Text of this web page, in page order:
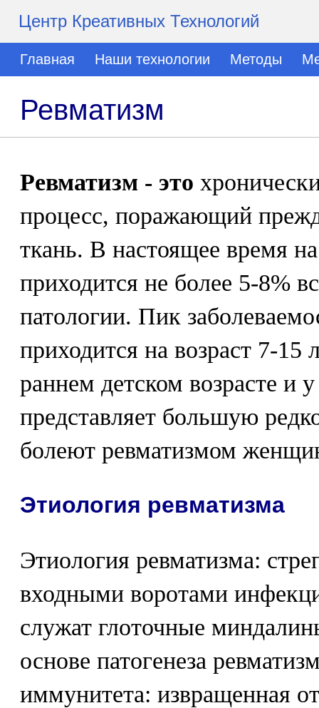
Центр Креативных Технологий
Главная Наши технологии Методы
Ревматизм
Ревматизм - это
процесс, поражающий
ткань. В настоящее время
приходится не более 5-8%
патологии. Пик
приходится на возраст 7-15
раннем детском возрасте и
представляет большую
болеют ревматизмом
Этиология ревматизма
Этиология ревматизма:
входными воротами
служат глоточные
основе патогенеза
иммунитета: извращенная